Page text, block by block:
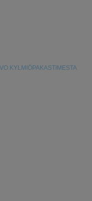
KYLMIÖPAKASTIMESTA